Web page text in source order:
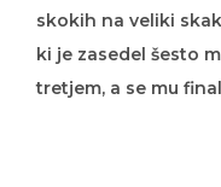
skokih na veliki
ki je zasedel šesto
tretjem, a se mu